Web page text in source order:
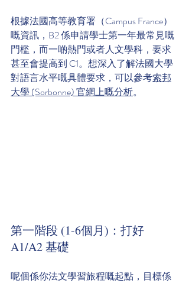
根據法國高等教育署（Campus France）
嘅資訊，B2 係申請學士第一年最常見嘅
門檻，而一啲熱門或者人文學科，要求
甚至會提高到 C1。想深入了解法國大學
對語言水平嘅具體要求，可以參考索邦
大學 (Sorbonne) 官網上嘅分析。
第一階段 (1-6個月)：打好
A1/A2 基礎
呢個係你法文學習旅程嘅起點，目標係